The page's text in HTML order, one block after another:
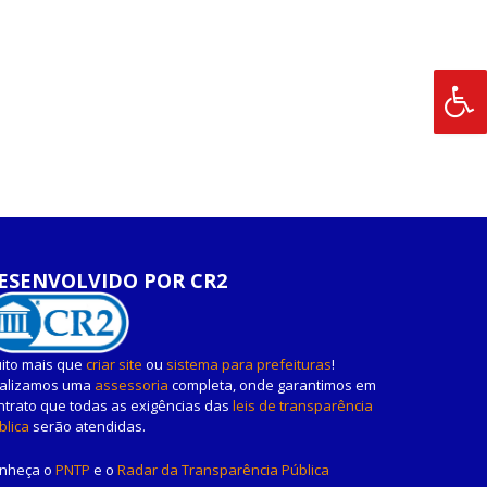
POR CR2
mais que criar site ou sistema para prefeituras!
uma assessoria completa, onde garantimos em
que todas as exigências das leis de transparência
serão atendidas.
o PNTP e o Radar da Transparência Pública